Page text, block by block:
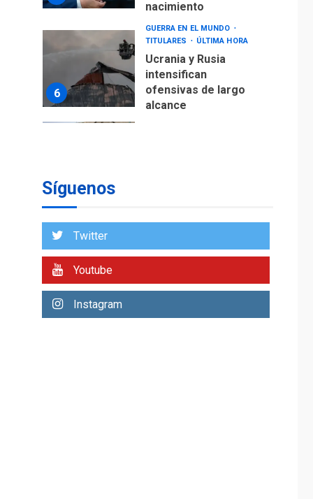
TITULARES
ÚLTIMA HORA
Ucrania y Rusia
intensifican
ofensivas de largo
alcance
LATINOAMÉRICA Y CARIBE
TITULARES
1
asumirá Presidencia
fuera de Bogotá
ÚLTIMA HORA
monitorear proceso
Síguenos
Twitter
Youtube
Instagram